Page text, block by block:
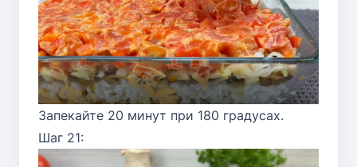
Запекайте 20 минут при 180 градусах.
Шаг 21: